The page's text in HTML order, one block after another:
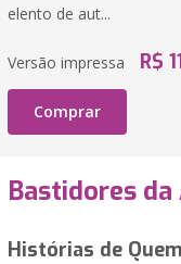
elento de aut...
Versão impressa R$
Comprar
Bastidores
Histórias de